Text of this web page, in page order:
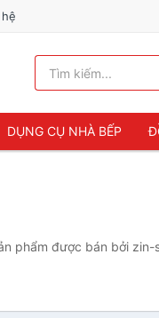
DỤNG CỤ NHÀ BẾP
phẩm được bán bởi